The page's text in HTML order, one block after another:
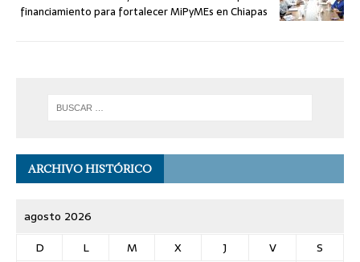
financiamiento para fortalecer MiPyMEs en Chiapas
ARCHIVO HISTÓRICO
agosto 2026
D
L M X J V
S